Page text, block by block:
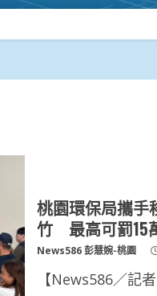
桃園環保局攜手
竹 最高可罰15
News586 彭慧婉-桃園
【News586／記